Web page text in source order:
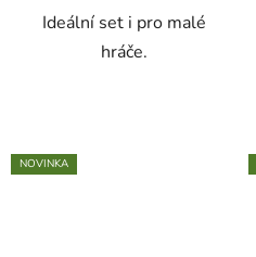
Ideální set i pro malé
hráče.
NOVINKA